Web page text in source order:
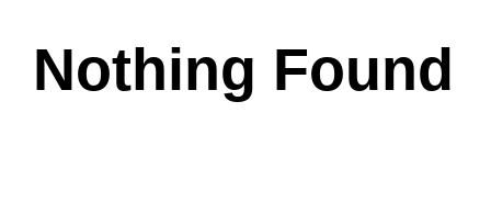
Nothing Found